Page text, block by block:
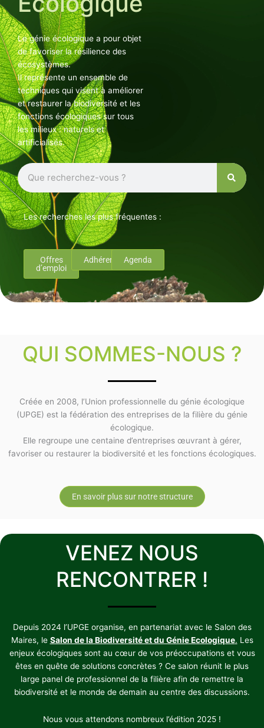
Le génie écologique a pour objet
de favoriser la résilience des
écosystèmes.
Il représente un ensemble de
techniques qui visent à améliorer
et restaurer la biodiversité et les
fonctions écologiques sur tous
les milieux : naturels et
artificialisés.
Rechercher
Les recherches les plus fréquentes :
Offres
d’emploi
Adhérents Agenda
QUI SOMMES-NOUS ?
Créée en 2008, l’Union professionnelle du génie écologique
(UPGE) est la fédération des entreprises de la filière du génie
écologique.
Elle regroupe une centaine d’entreprises œuvrant à gérer,
favoriser ou restaurer la biodiversité et les fonctions écologiques.
En savoir plus sur notre structure
VENEZ NOUS
RENCONTRER !
Depuis 2024 l’UPGE organise, en partenariat avec le Salon des
Maires, le Salon de la Biodiversité et du Génie Ecologique. Les
enjeux écologiques sont au cœur de vos préoccupations et vous
êtes en quête de solutions concrètes ? Ce salon réunit le plus
large panel de professionnel de la filière afin de remettre la
biodiversité et le monde de demain au centre des discussions.
Nous vous attendons nombreux l’édition 2025 !